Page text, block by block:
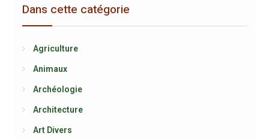
Dans cette catégorie
Agriculture
Animaux
Archéologie
Architecture
Art Divers